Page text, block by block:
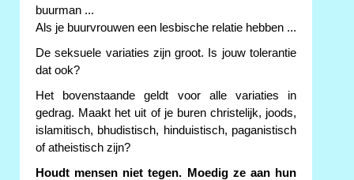
buurman ...
Als je buurvrouwen een lesbische relatie hebben ...
De seksuele variaties zijn groot. Is jouw tolerantie
dat ook?
Het bovenstaande geldt voor alle variaties in
gedrag. Maakt het uit of je buren christelijk, joods,
islamitisch, bhudistisch, hinduistisch, paganistisch
of atheistisch zijn?
Houdt mensen niet tegen. Moedig ze aan hun